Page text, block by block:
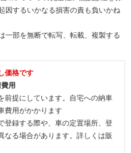
因するいかなる損害の責も負いかね
部を無断で転写、転載、複製する
価格です
用
提にしています。自宅への納車
費用がかかります
録する際や、車の定置場所、登
なる場合があります。詳しくは販